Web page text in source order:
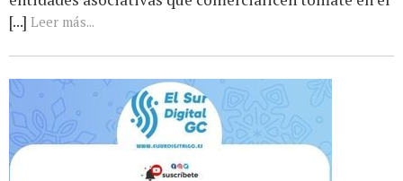
[...] Leer más...